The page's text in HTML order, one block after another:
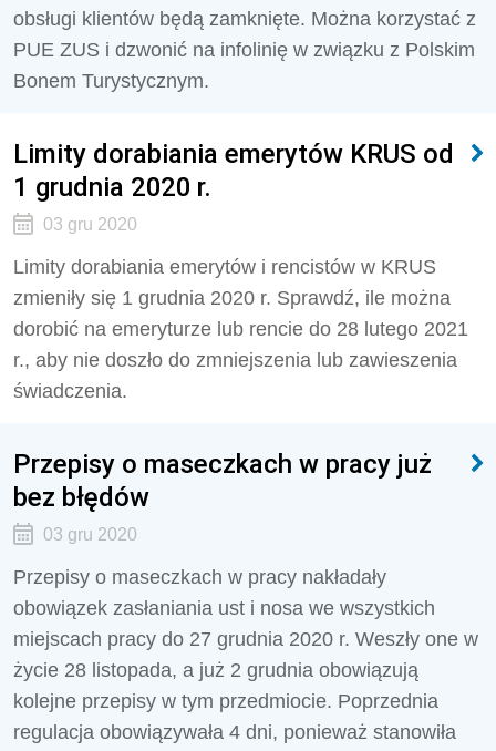
obsługi klientów będą zamknięte. Można korzystać z
PUE ZUS i dzwonić na infolinię w związku z Polskim
Bonem Turystycznym.
Limity dorabiania emerytów KRUS od
1 grudnia 2020 r.
03 gru 2020
Limity dorabiania emerytów i rencistów w KRUS
zmieniły się 1 grudnia 2020 r. Sprawdź, ile można
dorobić na emeryturze lub rencie do 28 lutego 2021
r., aby nie doszło do zmniejszenia lub zawieszenia
świadczenia.
Przepisy o maseczkach w pracy już
bez błędów
03 gru 2020
Przepisy o maseczkach w pracy nakładały
obowiązek zasłaniania ust i nosa we wszystkich
miejscach pracy do 27 grudnia 2020 r. Weszły one w
życie 28 listopada, a już 2 grudnia obowiązują
kolejne przepisy w tym przedmiocie. Poprzednia
regulacja obowiązywała 4 dni, ponieważ stanowiła